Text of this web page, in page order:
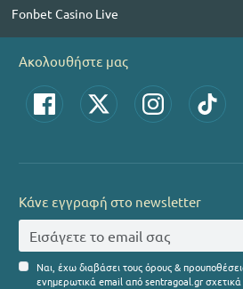
Fonbet Casino Live
Ακολουθήστε μας
Κάνε εγγραφή στο newsletter
Ναι, έχω διαβάσει τους όρους &
ενημερωτικά email από sentragoal.gr